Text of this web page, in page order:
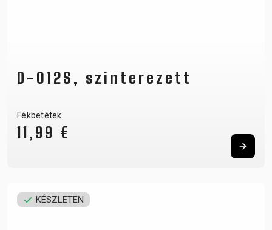
D-012S, szinterezett
Fékbetétek
11,99 €
KÉSZLETEN